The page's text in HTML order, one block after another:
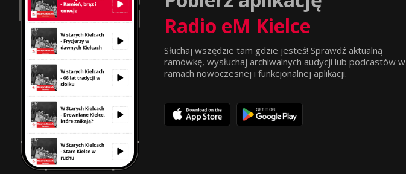
Radio eM Kielce
Słuchaj wszędzie tam gdzie jesteś! Sprawdź aktualną
ramówkę, wysłuchaj archiwalnych audycji lub podcastów w
ramach nowoczesnej i funkcjonalnej aplikacji.